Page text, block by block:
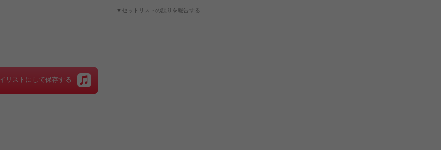
▼セットリストの誤りを報告する
リストにして保存する